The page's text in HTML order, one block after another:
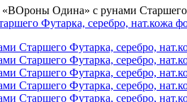
«ВОроны Одина» с рунами Старшего